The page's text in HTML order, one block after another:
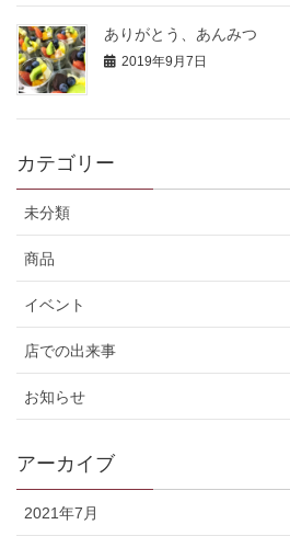
ありがとう、あんみつ
2019年9月7日
カテゴリー
未分類
商品
イベント
店での出来事
お知らせ
アーカイブ
2021年7月